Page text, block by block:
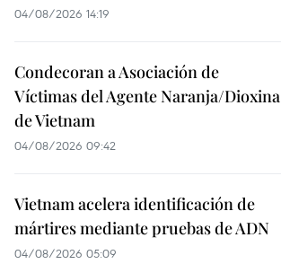
04/08/2026 14:19
Condecoran a Asociación de
Víctimas del Agente Naranja/Dioxina
de Vietnam
04/08/2026 09:42
Vietnam acelera identificación de
mártires mediante pruebas de ADN
04/08/2026 05:09